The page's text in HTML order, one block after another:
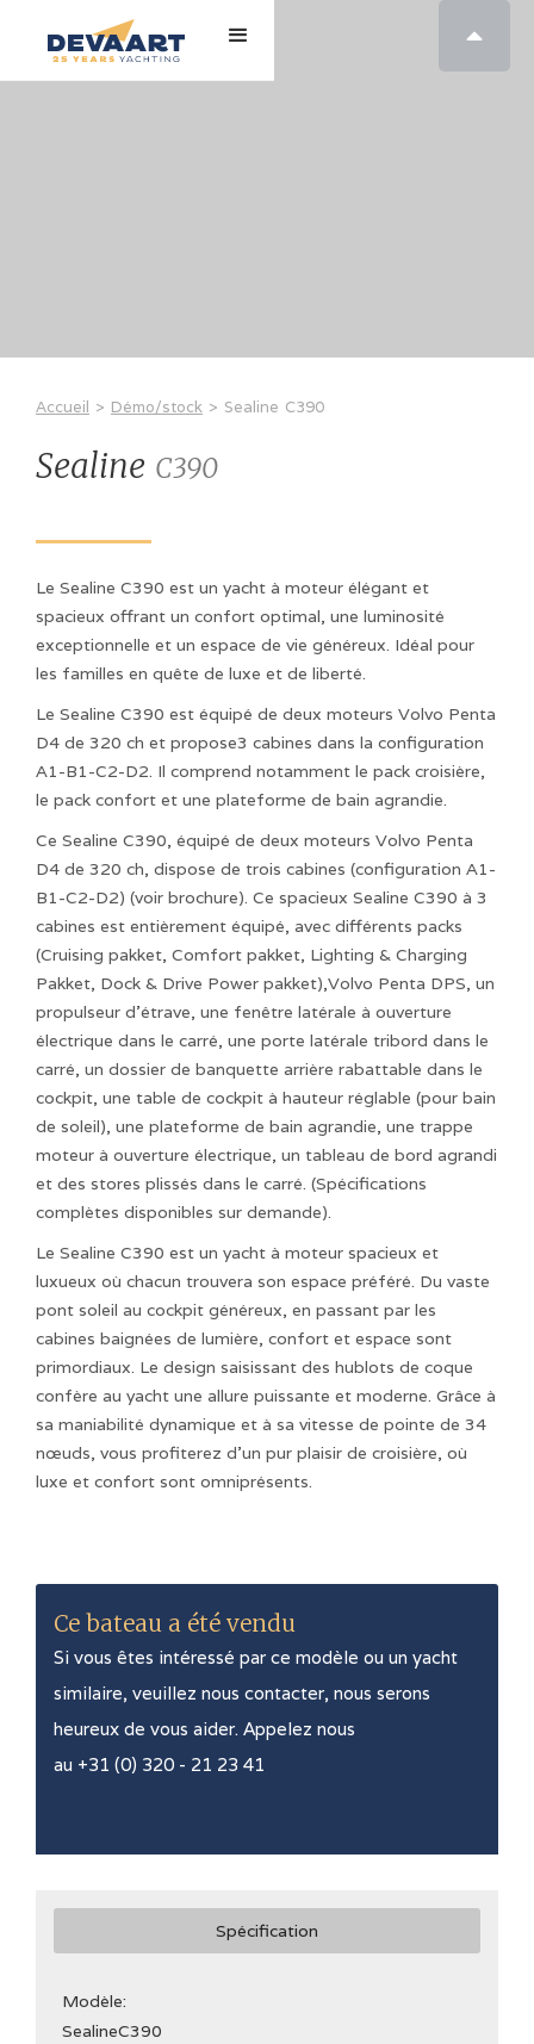

Accueil > Démo/stock > Sealine C390
Sealine C390
Le Sealine C390 est un yacht à moteur élégant et
spacieux offrant un confort optimal, une luminosité
exceptionnelle et un espace de vie généreux. Idéal pour
les familles en quête de luxe et de liberté.
Le Sealine C390 est équipé de deux moteurs Volvo Penta
D4 de 320 ch et propose3 cabines dans la configuration
A1-B1-C2-D2. Il comprend notamment le pack croisière,
le pack confort et une plateforme de bain agrandie.
Ce Sealine C390, équipé de deux moteurs Volvo Penta
D4 de 320 ch, dispose de trois cabines (configuration A1-
B1-C2-D2) (voir brochure). Ce spacieux Sealine C390 à 3
cabines est entièrement équipé, avec différents packs
(Cruising pakket, Comfort pakket, Lighting & Charging
Pakket, Dock & Drive Power pakket),Volvo Penta DPS, un
propulseur d'étrave, une fenêtre latérale à ouverture
électrique dans le carré, une porte latérale tribord dans le
carré, un dossier de banquette arrière rabattable dans le
cockpit, une table de cockpit à hauteur réglable (pour bain
de soleil), une plateforme de bain agrandie, une trappe
moteur à ouverture électrique, un tableau de bord agrandi
et des stores plissés dans le carré. (Spécifications
complètes disponibles sur demande).
Le Sealine C390 est un yacht à moteur spacieux et
luxueux où chacun trouvera son espace préféré. Du vaste
pont soleil au cockpit généreux, en passant par les
cabines baignées de lumière, confort et espace sont
primordiaux. Le design saisissant des hublots de coque
confère au yacht une allure puissante et moderne. Grâce à
sa maniabilité dynamique et à sa vitesse de pointe de 34
nœuds, vous profiterez d'un pur plaisir de croisière, où
luxe et confort sont omniprésents.
Ce bateau a été vendu
Si vous êtes intéressé par ce modèle ou un yacht
similaire, veuillez nous contacter, nous serons
heureux de vous aider. Appelez nous
au +31 (0) 320 - 21 23 41
Spécification
Modèle:
SealineC390